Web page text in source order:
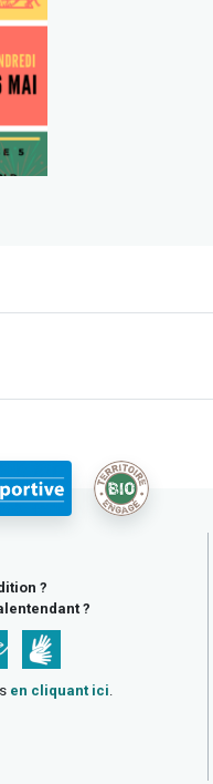
?
?
en cliquant ici.